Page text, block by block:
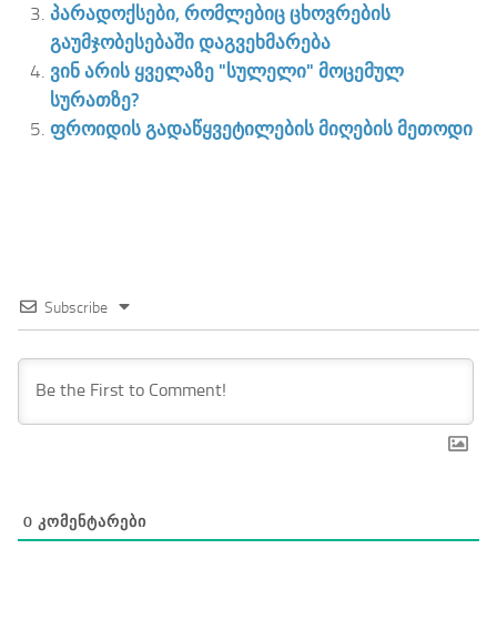
პარადოქსები, რომლებიც ცხოვრების
გაუმჯობესებაში დაგვეხმარება
ვინ არის ყველაზე "სულელი" მოცემულ
სურათზე?
ფროიდის გადაწყვეტილების მიღების მეთოდი
Subscribe
0 ᲙᲝᲛᲔᲜᲢᲐᲠᲔᲑᲘ